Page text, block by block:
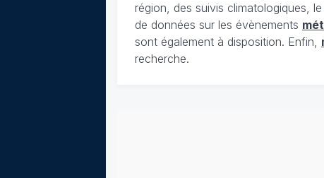
région, des suivis climatologiques,
de données sur les évènements
sont également à disposition. Enfin,
recherche.